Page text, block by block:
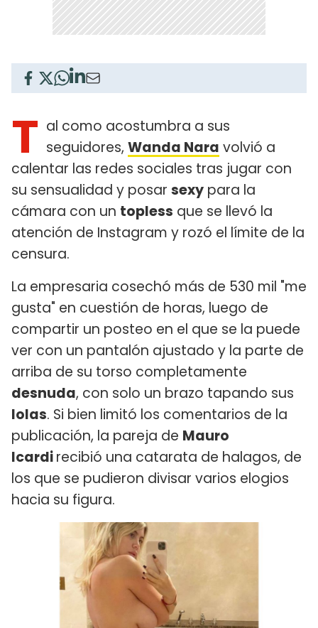
T al como acostumbra a sus
seguidores, Wanda Nara volvió a
calentar las redes sociales tras jugar con
su sensualidad y posar sexy para la
cámara con un topless que se llevó la
atención de Instagram y rozó el límite de la
censura.
La empresaria cosechó más de 530 mil "me
gusta" en cuestión de horas, luego de
compartir un posteo en el que se la puede
ver con un pantalón ajustado y la parte de
arriba de su torso completamente
desnuda, con solo un brazo tapando sus
lolas. Si bien limitó los comentarios de la
publicación, la pareja de Mauro
Icardirecibió una catarata de halagos, de
los que se pudieron divisar varios elogios
hacia su figura.